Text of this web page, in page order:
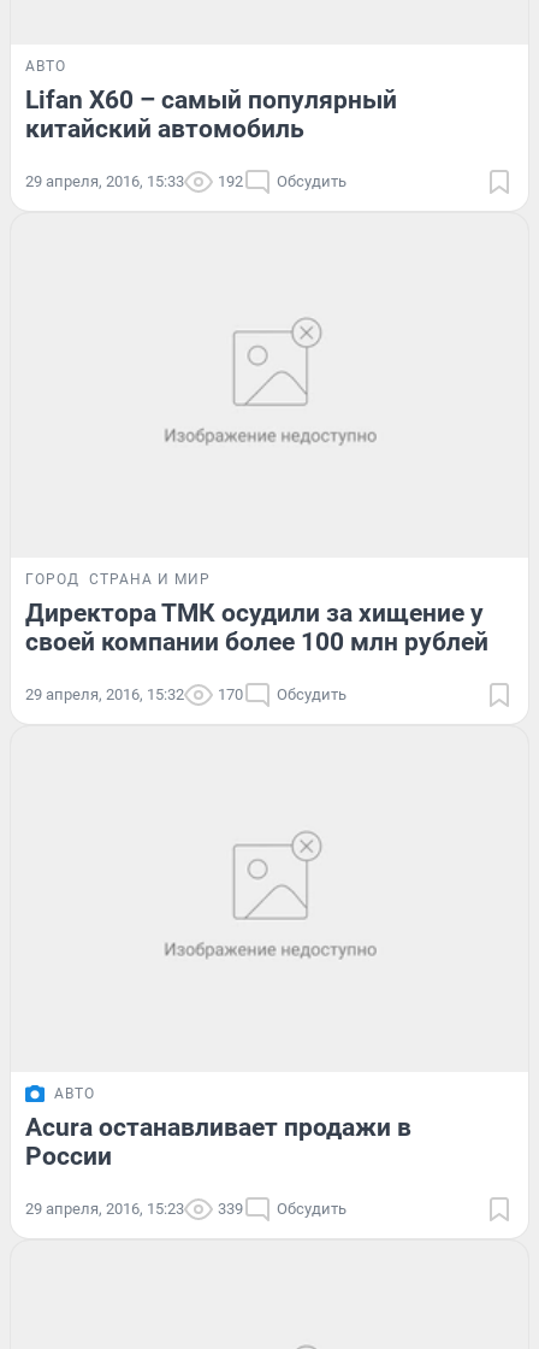
АВТО
Lifan X60 – самый популярный
китайский автомобиль
29 апреля, 2016, 15:33 192 Обсудить
ГОРОД СТРАНА И МИР
Директора ТМК осудили за хищение у
своей компании более 100 млн рублей
29 апреля, 2016, 15:32 170 Обсудить
АВТО
Acura останавливает продажи в
России
29 апреля, 2016, 15:23 339 Обсудить